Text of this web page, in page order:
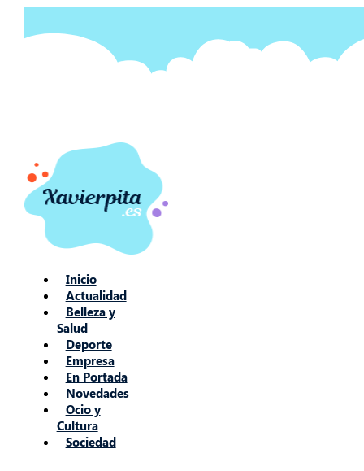
contenido
Inicio
Actualidad
Belleza y
Salud
Deporte
Empresa
En Portada
Novedades
Ocio y
Cultura
Sociedad